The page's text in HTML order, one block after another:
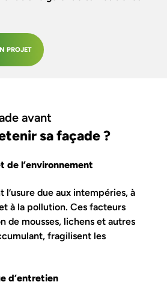
PROJET
sa façade ?
de l’environnement
l’usure due aux intempéries, à
à la pollution. Ces facteurs
de mousses, lichens et autres
fragilisent les
d’entretien